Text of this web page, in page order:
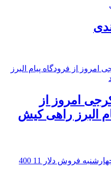
امروز از
البرز راهی کیش